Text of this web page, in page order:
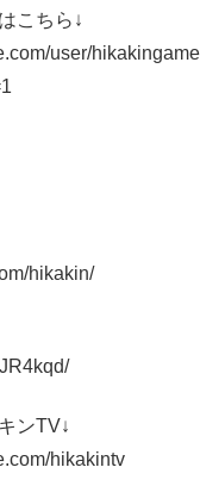
こちら↓
user/
hikakin/
ンTV↓
hikakintv